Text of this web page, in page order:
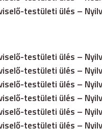
testületi ülés –
testületi ülés –
testületi ülés –
testületi ülés –
testületi ülés –
testületi ülés –
testületi ülés –